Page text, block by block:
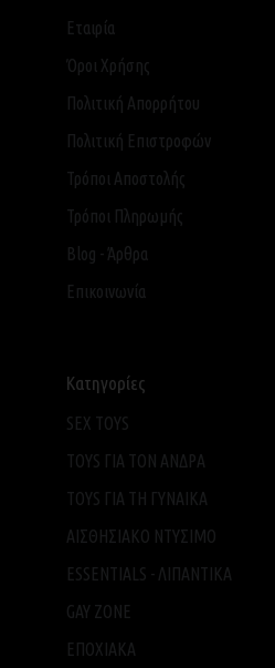
Εταιρία
Όροι Χρήσης
Πολιτική Απορρήτου
Πολιτική Επιστροφών
Τρόποι Αποστολής
Τρόποι Πληρωμής
Blog - Άρθρα
Επικοινωνία
Κατηγορίες
SEX TOYS
TOYS ΓΙΑ ΤΟΝ ΑΝΔΡΑ
TOYS ΓΙΑ ΤH ΓΥΝΑΙΚΑ
ΑΙΣΘΗΣΙΑΚΟ ΝΤΥΣΙΜΟ
ESSENTIALS - ΛΙΠΑΝΤΙΚΑ
GAY ZONE
ΕΠΟΧΙΑΚΑ